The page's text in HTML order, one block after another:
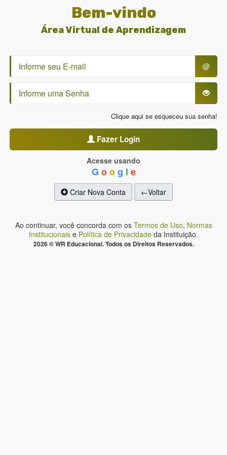
Bem-vindo
Área Virtual de Aprendizagem
@
Clique aqui se esqueceu sua senha!
Fazer Login
Acesse usando
G o o g l e
Criar Nova Conta ←Voltar
Ao continuar, você concorda com os Termos de Uso, Normas
Institucionais e Política de Privacidade da Instituição.
2026 © WR Educacional. Todos os Direitos Reservados.